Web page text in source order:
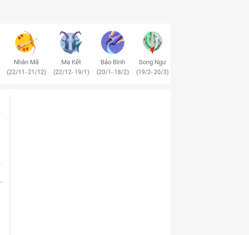
Nhân Mã
(22/11- 21/12)
Ma Kết
(22/12- 19/1)
Bảo Bình
(20/1- 18/2)
Song Ngư
(19/2- 20/3)